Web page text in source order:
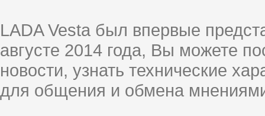
LADA Vesta был впервые
августе 2014 года, Вы можете
новости, узнать технические
для общения и обмена